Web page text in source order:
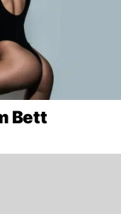
Bett